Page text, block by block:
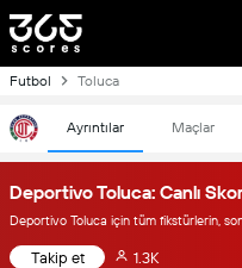
Futbol Toluca
Ayrıntılar Maçlar
Deportivo Toluca: Canlı
Deportivo Toluca için tüm fikstürlerin,
Takip et 1.3K